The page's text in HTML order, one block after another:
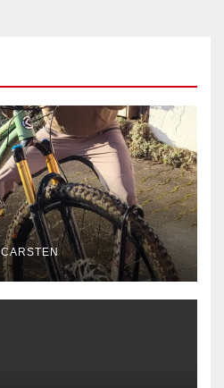
CARSTEN